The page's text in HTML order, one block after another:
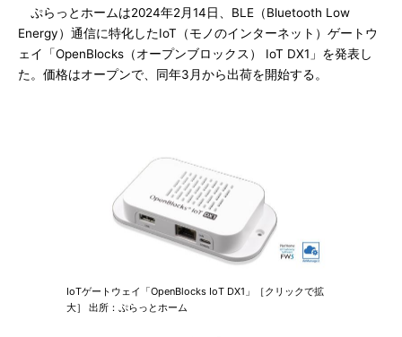
ぷらっとホームは2024年2月14日、BLE（Bluetooth Low
Energy）通信に特化したIoT（モノのインターネット）ゲートウ
ェイ「OpenBlocks（オープンブロックス） IoT DX1」を発表し
た。価格はオープンで、同年3月から出荷を開始する。
IoTゲートウェイ「OpenBlocks IoT DX1」［クリックで拡
大］ 出所：ぷらっとホーム